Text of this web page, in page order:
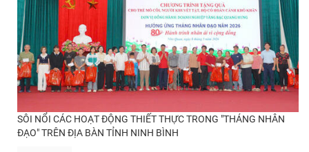
SÔI NỔI CÁC HOẠT ĐỘNG THIẾT THỰC TRONG "THÁNG NHÂN
ĐẠO" TRÊN ĐỊA BÀN TỈNH NINH BÌNH